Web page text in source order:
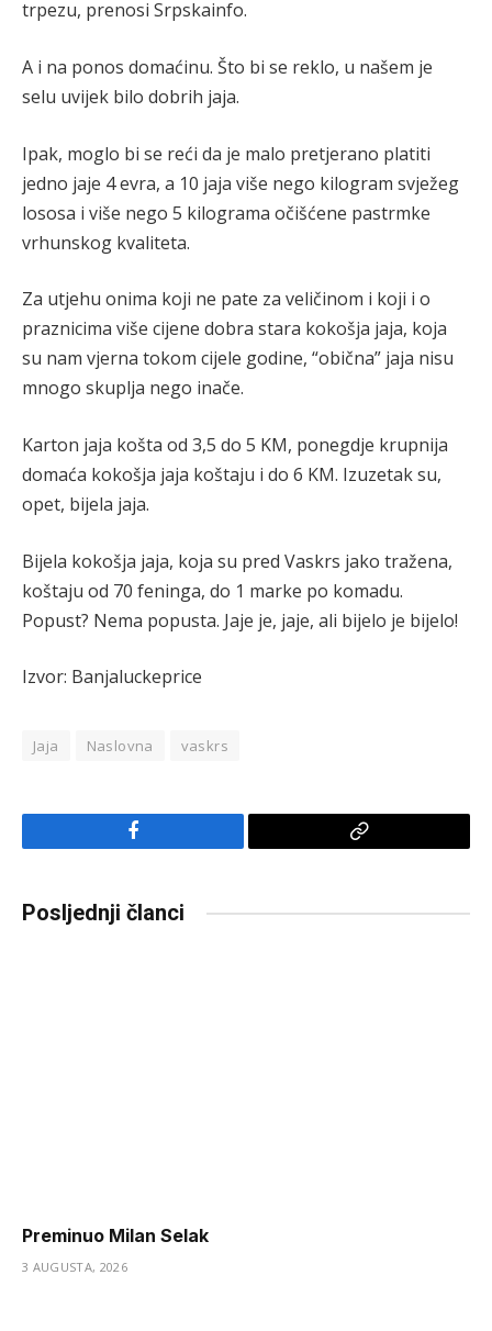
trpezu, prenosi Srpskainfo.
A i na ponos domaćinu. Što bi se reklo, u našem je
selu uvijek bilo dobrih jaja.
Ipak, moglo bi se reći da je malo pretjerano platiti
jedno jaje 4 evra, a 10 jaja više nego kilogram svježeg
lososa i više nego 5 kilograma očišćene pastrmke
vrhunskog kvaliteta.
Za utjehu onima koji ne pate za veličinom i koji i o
praznicima više cijene dobra stara kokošja jaja, koja
su nam vjerna tokom cijele godine, “obična” jaja nisu
mnogo skuplja nego inače.
Karton jaja košta od 3,5 do 5 KM, ponegdje krupnija
domaća kokošja jaja koštaju i do 6 KM. Izuzetak su,
opet, bijela jaja.
Bijela kokošja jaja, koja su pred Vaskrs jako tražena,
koštaju od 70 feninga, do 1 marke po komadu.
Popust? Nema popusta. Jaje je, jaje, ali bijelo je bijelo!
Izvor: Banjaluckeprice
Jaja Naslovna vaskrs
Facebook
Copy
Posljednji članci
Preminuo Milan Selak
3 AUGUSTA, 2026